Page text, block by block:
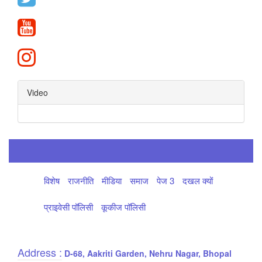
Video
विशेष राजनीति मीडिया समाज पेज 3 दखल क्यों
प्राइवेसी पॉलिसी कूकीज पॉलिसी
Address : D-68, Aakriti Garden, Nehru Nagar, Bhopal